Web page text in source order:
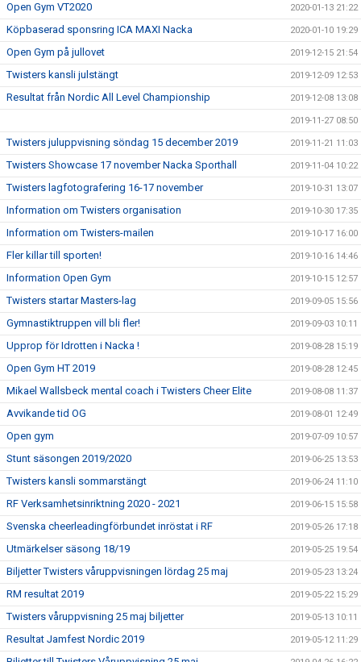
Open Gym VT2020 2020-01-13 21:22
Köpbaserad sponsring ICA MAXI Nacka 2020-01-10 19:29
Open Gym på jullovet 2019-12-15 21:54
Twisters kansli julstängt 2019-12-09 12:53
Resultat från Nordic All Level Championship 2019-12-08 13:08
2019-11-27 08:50
Twisters juluppvisning söndag 15 december 2019 2019-11-21 11:03
Twisters Showcase 17 november Nacka Sporthall 2019-11-04 10:22
Twisters lagfotografering 16-17 november 2019-10-31 13:07
Information om Twisters organisation 2019-10-30 17:35
Information om Twisters-mailen 2019-10-17 16:00
Fler killar till sporten! 2019-10-16 14:46
Information Open Gym 2019-10-15 12:57
Twisters startar Masters-lag 2019-09-05 15:56
Gymnastiktruppen vill bli fler! 2019-09-03 10:11
Upprop för Idrotten i Nacka ! 2019-08-28 15:19
Open Gym HT 2019 2019-08-28 12:45
Mikael Wallsbeck mental coach i Twisters Cheer Elite 2019-08-08 11:37
Avvikande tid OG 2019-08-01 12:49
Open gym 2019-07-09 10:57
Stunt säsongen 2019/2020 2019-06-25 13:53
Twisters kansli sommarstängt 2019-06-24 11:10
RF Verksamhetsinriktning 2020 - 2021 2019-06-15 15:58
Svenska cheerleadingförbundet inröstat i RF 2019-05-26 17:18
Utmärkelser säsong 18/19 2019-05-25 19:54
Biljetter Twisters våruppvisningen lördag 25 maj 2019-05-23 13:24
RM resultat 2019 2019-05-22 15:29
Twisters våruppvisning 25 maj biljetter 2019-05-13 10:11
Resultat Jamfest Nordic 2019 2019-05-12 11:29